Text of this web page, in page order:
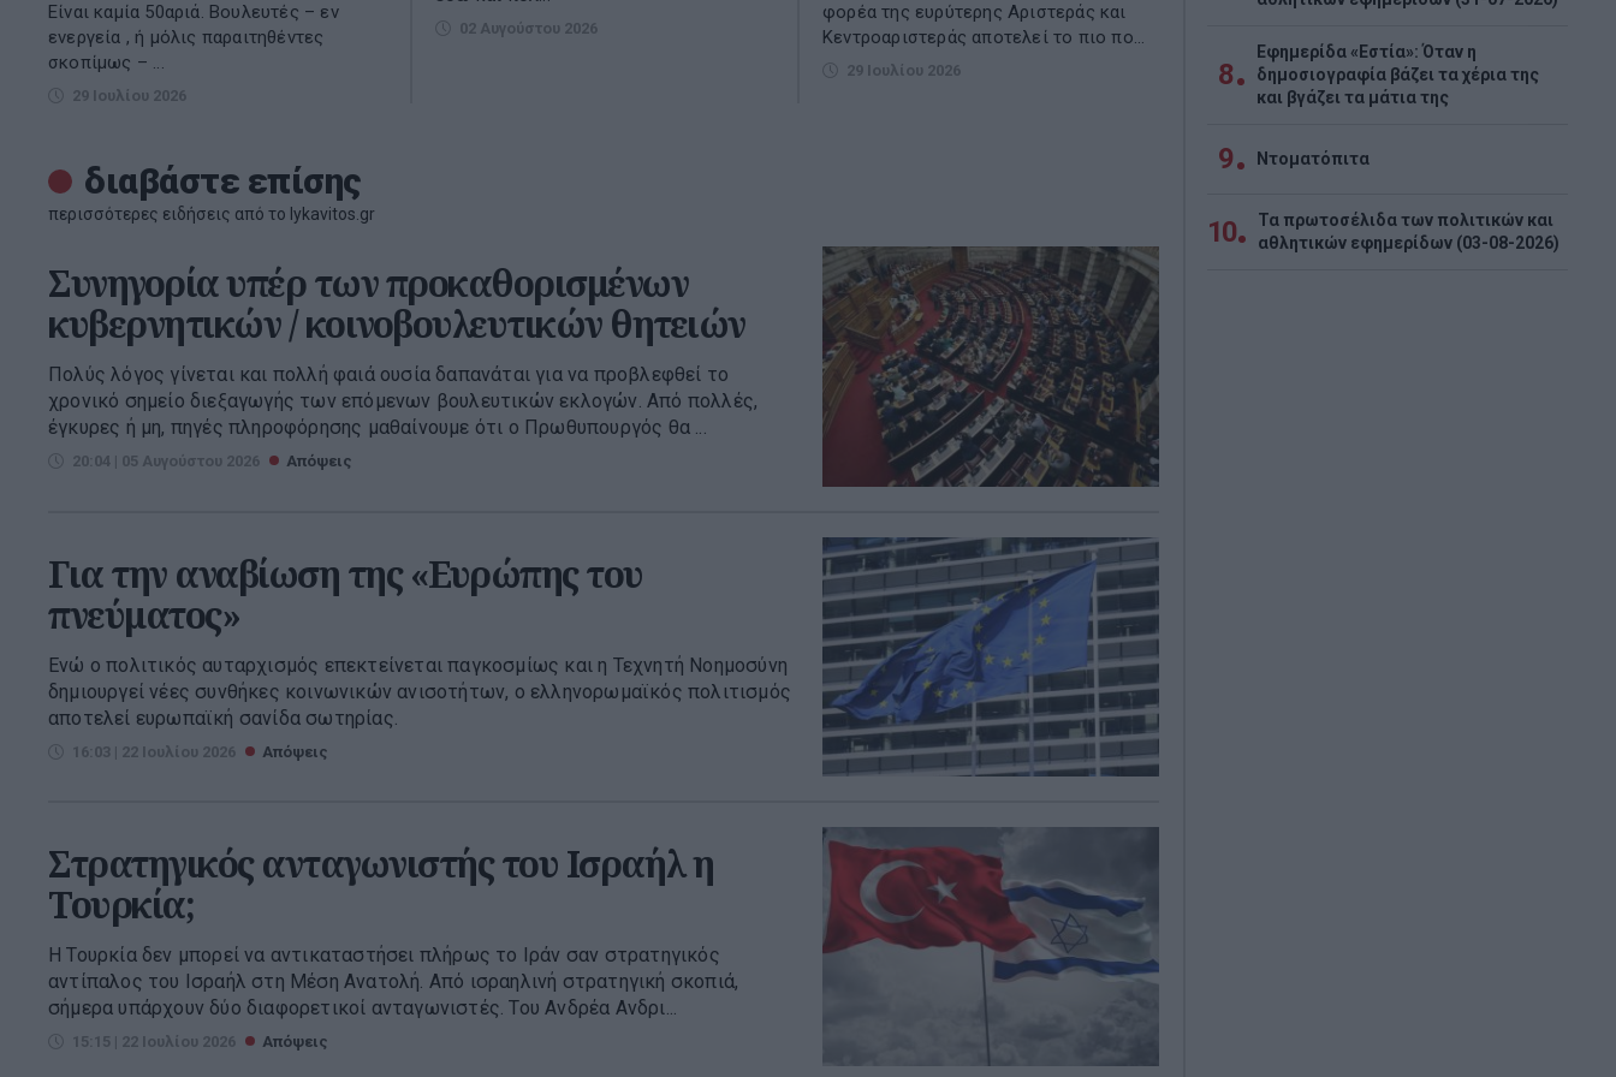
Είναι καμία 50αριά. Βουλευτές – εν
ενεργεία , ή μόλις παραιτηθέντες
σκοπίμως – ...
29 Ιουλίου 2026
02 Αυγούστου 2026
φορέα της ευρύτερης Αριστεράς και
Κεντροαριστεράς αποτελεί το πιο πο...
29 Ιουλίου 2026
διαβάστε επίσης
περισσότερες ειδήσεις από το lykavitos.gr
Συνηγορία υπέρ των προκαθορισμένων
κυβερνητικών / κοινοβουλευτικών θητειών
Πολύς λόγος γίνεται και πολλή φαιά ουσία δαπανάται για να προβλεφθεί το
χρονικό σημείο διεξαγωγής των επόμενων βουλευτικών εκλογών. Από πολλές,
έγκυρες ή μη, πηγές πληροφόρησης μαθαίνουμε ότι ο Πρωθυπουργός θα ...
20:04 | 05 Αυγούστου 2026 Απόψεις
Για την αναβίωση της «Ευρώπης του
πνεύματος»
Ενώ ο πολιτικός αυταρχισμός επεκτείνεται παγκοσμίως και η Τεχνητή Νοημοσύνη
δημιουργεί νέες συνθήκες κοινωνικών ανισοτήτων, ο ελληνορωμαϊκός πολιτισμός
αποτελεί ευρωπαϊκή σανίδα σωτηρίας.
16:03 | 22 Ιουλίου 2026 Απόψεις
Στρατηγικός ανταγωνιστής του Ισραήλ η
Τουρκία;
Η Τουρκία δεν μπορεί να αντικαταστήσει πλήρως το Ιράν σαν στρατηγικός
αντίπαλος του Ισραήλ στη Μέση Ανατολή. Από ισραηλινή στρατηγική σκοπιά,
σήμερα υπάρχουν δύο διαφορετικοί ανταγωνιστές. Του Ανδρέα Ανδρι...
15:15 | 22 Ιουλίου 2026 Απόψεις
8
Εφημερίδα «Εστία»: Όταν η
δημοσιογραφία βάζει τα χέρια της
και βγάζει τα μάτια της
9 Ντοματόπιτα
10
Τα πρωτοσέλιδα των πολιτικών και
αθλητικών εφημερίδων (03-08-2026)